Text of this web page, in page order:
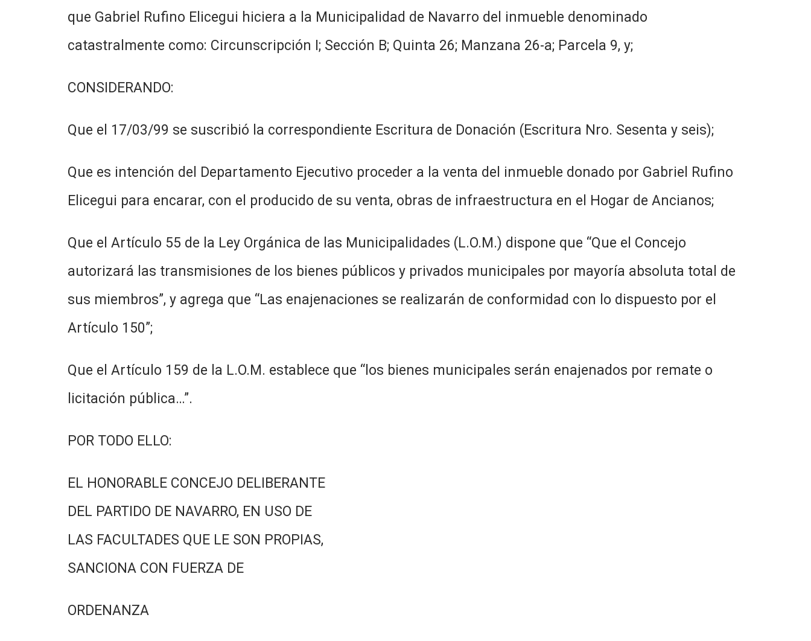
que Gabriel Rufino Elicegui hiciera a la Municipalidad de Navarro del inmueble denominado
catastralmente como: Circunscripción I; Sección B; Quinta 26; Manzana 26-a; Parcela 9, y;
CONSIDERANDO:
Que el 17/03/99 se suscribió la correspondiente Escritura de Donación (Escritura Nro. Sesenta y seis);
Que es intención del Departamento Ejecutivo proceder a la venta del inmueble donado por Gabriel Rufino
Elicegui para encarar, con el producido de su venta, obras de infraestructura en el Hogar de Ancianos;
Que el Artículo 55 de la Ley Orgánica de las Municipalidades (L.O.M.) dispone que “Que el Concejo
autorizará las transmisiones de los bienes públicos y privados municipales por mayoría absoluta total de
sus miembros”, y agrega que “Las enajenaciones se realizarán de conformidad con lo dispuesto por el
Artículo 150”;
Que el Artículo 159 de la L.O.M. establece que “los bienes municipales serán enajenados por remate o
licitación pública…”.
POR TODO ELLO:
EL HONORABLE CONCEJO DELIBERANTE
DEL PARTIDO DE NAVARRO, EN USO DE
LAS FACULTADES QUE LE SON PROPIAS,
SANCIONA CON FUERZA DE
ORDENANZA